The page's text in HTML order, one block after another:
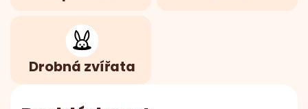
Drobná zvířata